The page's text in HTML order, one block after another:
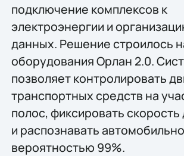
подключение комплексов к
электроэнергии и
данных. Решение строилось
оборудования Орлан 2.0.
позволяет контролировать
транспортных средств на
полос, фиксировать
и распознавать
вероятностью 99%.